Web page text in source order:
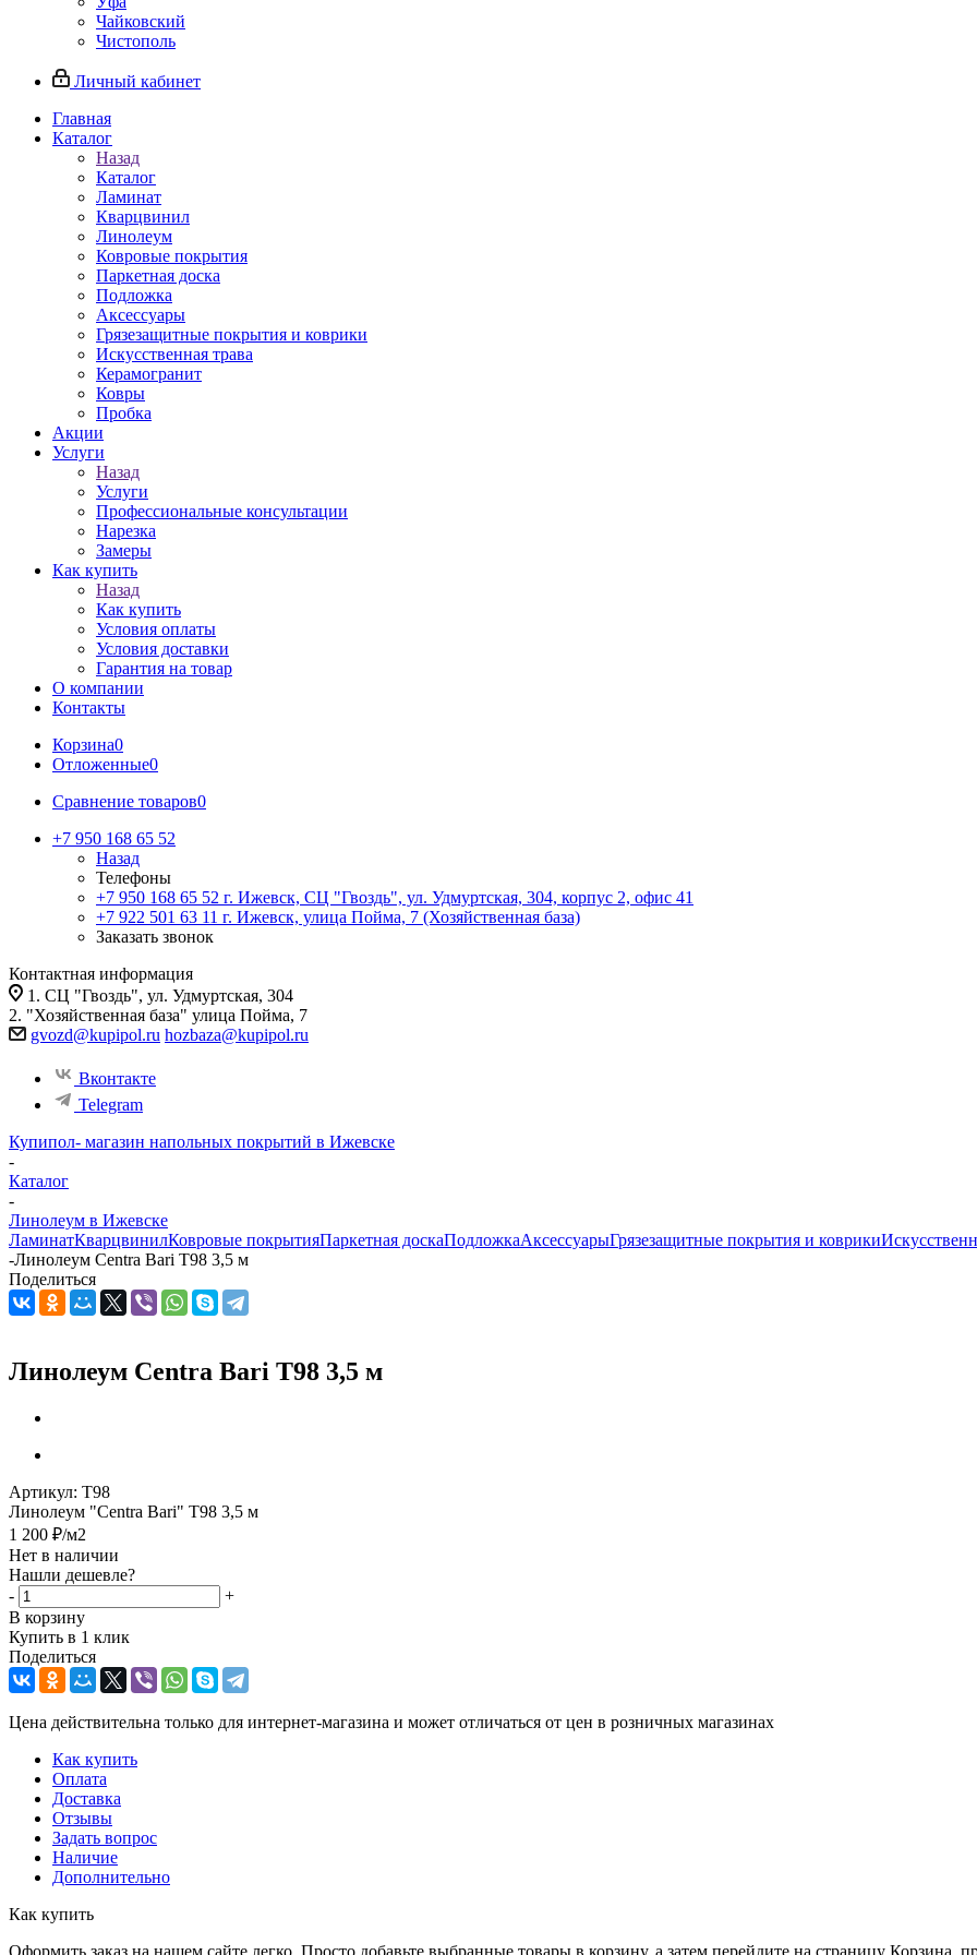
Чайковский
Чистополь
Личный кабинет
Главная
Каталог
Назад
Каталог
Ламинат
Кварцвинил
Линолеум
Ковровые покрытия
Паркетная доска
Подложка
Аксессуары
Грязезащитные покрытия и коврики
Искусственная трава
Керамогранит
Ковры
Пробка
Акции
Услуги
Назад
Услуги
Профессиональные консультации
Нарезка
Замеры
Как купить
Назад
Как купить
Условия оплаты
Условия доставки
Гарантия на товар
О компании
Контакты
Корзина0
Отложенные0
Сравнение товаров0
+7 950 168 65 52
Назад
Телефоны
+7 950 168 65 52 г. Ижевск, СЦ "Гвоздь", ул. Удмуртская, 304, корпус 2, офис 41
+7 922 501 63 11 г. Ижевск, улица Пойма, 7 (Хозяйственная база)
Заказать звонок
Контактная информация
1. СЦ "Гвоздь", ул. Удмуртская, 304
2. "Хозяйственная база" улица Пойма, 7
gvozd@kupipol.ru hozbaza@kupipol.ru
Вконтакте
Telegram
Купипол- магазин напольных покрытий в Ижевске
-
Каталог
-
Линолеум в Ижевске
ЛаминатКварцвинилКовровые покрытияПаркетная доскаПодложкаАксессуарыГрязезащитные покрытия и коврики
-Линолеум Centra Bari T98 3,5 м
Поделиться
Линолеум Centra Bari T98 3,5 м
Артикул: T98
Линолеум "Centra Bari" T98 3,5 м
1 200 ₽/м2
Нет в наличии
Нашли дешевле?
-
+
В корзину
Купить в 1 клик
Поделиться
Цена действительна только для интернет-магазина и может отличаться от цен в розничных магазинах
Как купить
Оплата
Доставка
Отзывы
Задать вопрос
Наличие
Дополнительно
Как купить
Оформить заказ на нашем сайте легко. Просто добавьте выбранные товары в корзину, а затем перейдите на страницу Корзина,